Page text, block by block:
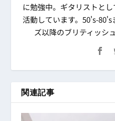
に勉強中。ギタリストと
活動しています。50's-
ズ以降のブリティッシ
関連記事